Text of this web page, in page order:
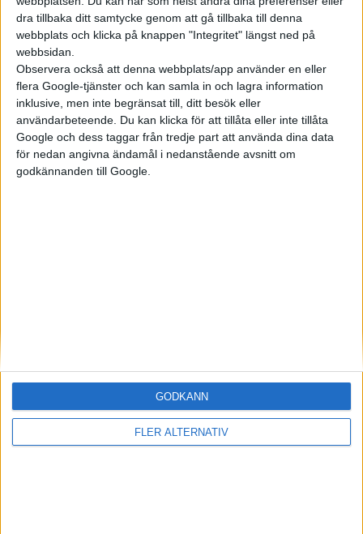
dra tillbaka ditt samtycke genom att gå tillbaka till denna
webbplats och klicka på knappen "Integritet" längst ned på
webbsidan.
Observera också att denna webbplats/app använder en eller
flera Google-tjänster och kan samla in och lagra information
inklusive, men inte begränsat till, ditt besök eller
användarbeteende. Du kan klicka för att tillåta eller inte tillåta
Google och dess taggar från tredje part att använda dina data
för nedan angivna ändamål i nedanstående avsnitt om
godkännanden till Google.
FLER ALTERNATIV
GODKÄNN
Mest lästa
5 aug 2026
LFP-batteri och kiselkarbid – A2 e-tron är Audis mest effektiva elbil
Porsches nya vd bekräftar: Eldrivna 718 blir av och Taycan lever
vidare
Håll dig uppdaterad om de senaste nyheterna!
Prenumerera